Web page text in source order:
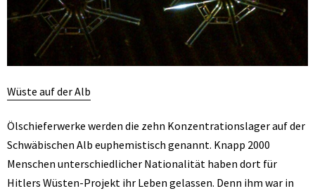
Wüste auf der Alb
Ölschieferwerke werden die zehn Konzentrationslager auf der
Schwäbischen Alb euphemistisch genannt. Knapp 2000
Menschen unterschiedlicher Nationalität haben dort für
Hitlers Wüsten-Projekt ihr Leben gelassen. Denn ihm war in